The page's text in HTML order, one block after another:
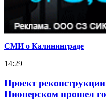
СМИ о Калининграде
14:29
Проект
Пионерском прошел